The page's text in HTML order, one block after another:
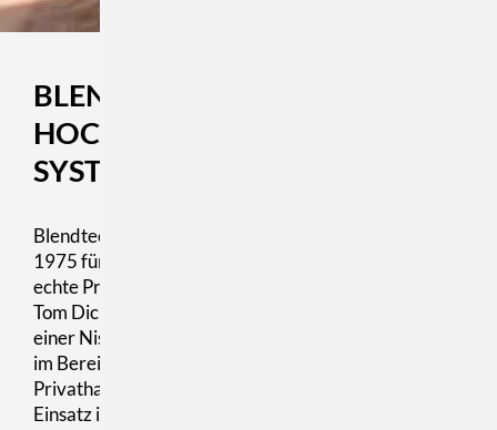
BLENDTEC-
HOCHLEISTUNGSMIXER MIT
SYSTEM
Blendtec ist eine US-amerikanische Marke, die seit
1975 für kompromisslose Power, clevere Technik und
echte Profiqualität steht. Gegründet von Ingenieur
Tom Dickson in Utah, entwickelten sich Blendtec von
einer Nischenmarke zum globalen Innovationsführer
im Bereich Hochleistungsmixer - sowohl für
Privathaushalte als auch für den professionellen
Einsatz in Gastronomie und Systemgastronomie.